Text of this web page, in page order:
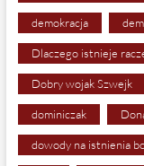
demokracja
Dlaczego istnieje
Dobry wojak Szwejk
dominiczak
dowody na istnienia